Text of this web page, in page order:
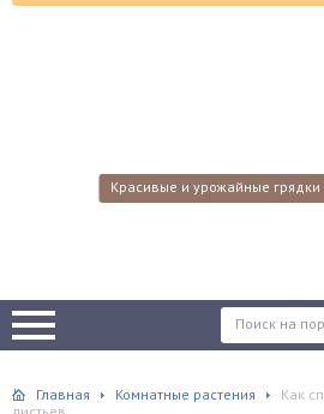
Красивые и урожайные
Главная Комнатные растения
Как